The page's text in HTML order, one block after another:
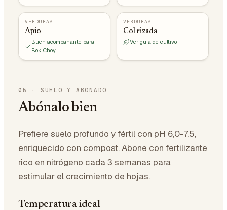
VERDURAS
Apio
Buen acompañante para
Bok Choy
VERDURAS
Col rizada
Ver guía de cultivo
05 · SUELO Y ABONADO
Abónalo bien
Prefiere suelo profundo y fértil con pH 6,0-7,5,
enriquecido con compost. Abone con fertilizante
rico en nitrógeno cada 3 semanas para
estimular el crecimiento de hojas.
Temperatura ideal